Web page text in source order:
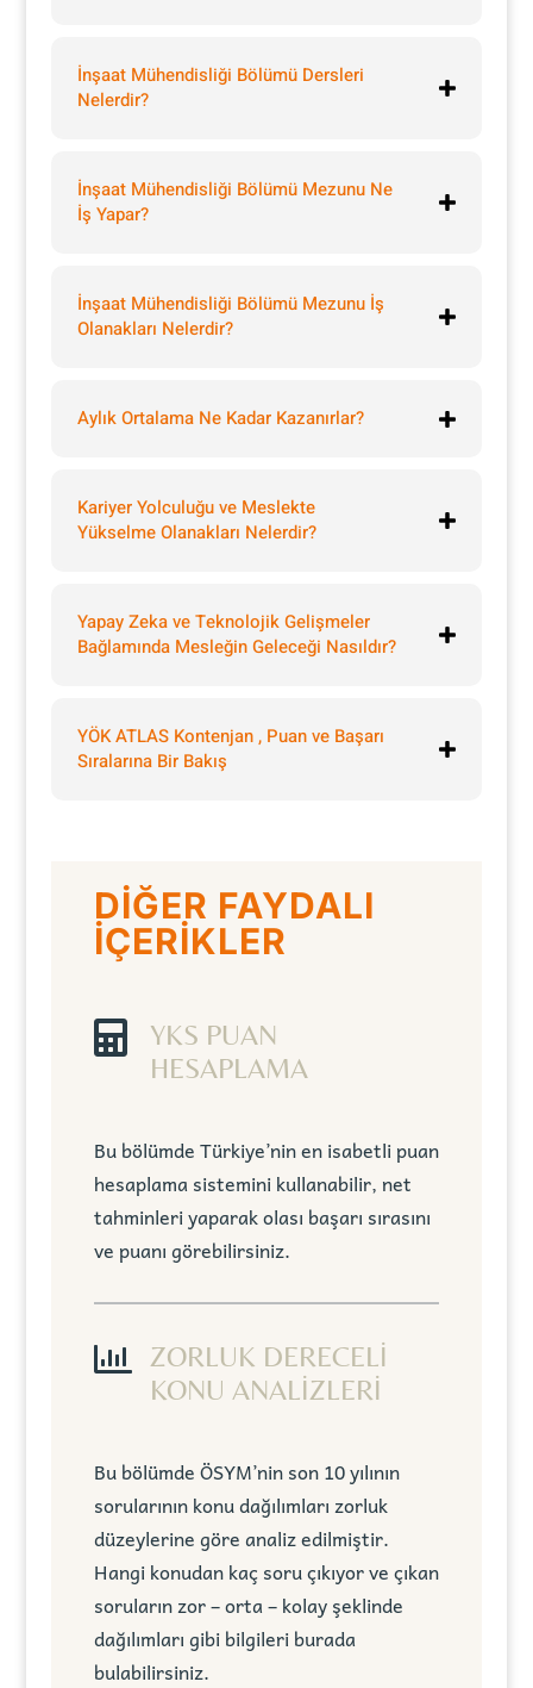
İnşaat Mühendisliği Bölümü Dersleri
Nelerdir?
İnşaat Mühendisliği Bölümü Mezunu Ne
İş Yapar?
İnşaat Mühendisliği Bölümü Mezunu İş
Olanakları Nelerdir?
Aylık Ortalama Ne Kadar Kazanırlar?
Kariyer Yolculuğu ve Meslekte
Yükselme Olanakları Nelerdir?
Yapay Zeka ve Teknolojik Gelişmeler
Bağlamında Mesleğin Geleceği Nasıldır?
YÖK ATLAS Kontenjan , Puan ve Başarı
Sıralarına Bir Bakış
DİĞER FAYDALI
İÇERİKLER

YKS PUAN
HESAPLAMA
Bu bölümde Türkiye’nin en isabetli puan
hesaplama sistemini kullanabilir, net
tahminleri yaparak olası başarı sırasını
ve puanı görebilirsiniz.

ZORLUK DERECELİ
KONU ANALİZLERİ
Bu bölümde ÖSYM’nin son 10 yılının
sorularının konu dağılımları zorluk
düzeylerine göre analiz edilmiştir.
Hangi konudan kaç soru çıkıyor ve çıkan
soruların zor – orta – kolay şeklinde
dağılımları gibi bilgileri burada
bulabilirsiniz.